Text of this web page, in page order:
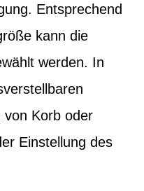
Entsprechend
kann die
werden. In
von Korb oder
Einstellung des